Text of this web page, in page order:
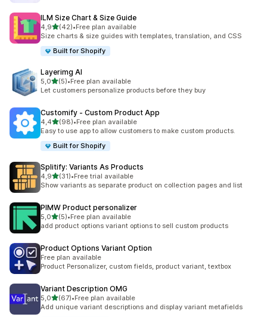
ILM Size Chart & Size Guide
4,9/ 5 tähteä
(42)
42 arvostelua yhteensä
•Free plan available
Size charts & size guides with templates, translation, and CSS
Built for Shopify
Layerimg AI
5,0/ 5 tähteä
(5)
5 arvostelua yhteensä
•Free plan available
Let customers personalize products before they buy
Customify ‑ Custom Product App
4,4/ 5 tähteä
(98)
98 arvostelua yhteensä
•Free plan available
Easy to use app to allow customers to make custom products.
Built for Shopify
Splitify: Variants As Products
4,9/ 5 tähteä
(31)
31 arvostelua yhteensä
•Free trial available
Show variants as separate product on collection pages and list
PIMW Product personalizer
5,0/ 5 tähteä
(5)
5 arvostelua yhteensä
•Free plan available
add product options variant options to sell custom products
Product Options Variant Option
Free plan available
Product Personalizer, custom fields, product variant, textbox
Variant Description OMG
5,0/ 5 tähteä
(67)
67 arvostelua yhteensä
•Free plan available
Add unique variant descriptions and display variant metafields